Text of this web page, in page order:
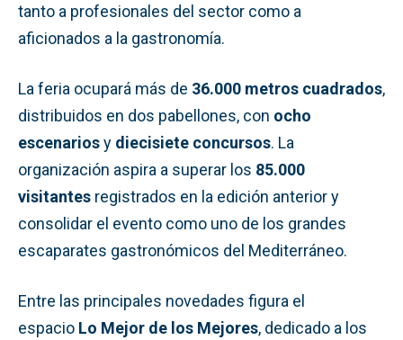
tanto a profesionales del sector como a
aficionados a la gastronomía.
La feria ocupará más de 36.000 metros cuadrados,
distribuidos en dos pabellones, con ocho
escenariosy diecisiete concursos. La
organización aspira a superar los 85.000
visitantes registrados en la edición anterior y
consolidar el evento como uno de los grandes
escaparates gastronómicos del Mediterráneo.
Entre las principales novedades figura el
espacio Lo Mejor de los Mejores, dedicado a los